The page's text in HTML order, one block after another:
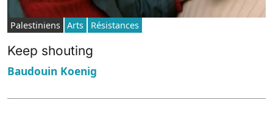
Palestiniens Arts Résistances
Keep shouting
Baudouin Koenig